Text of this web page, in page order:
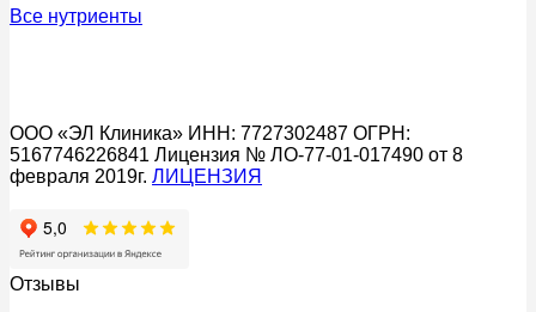
Все нутриенты
ООО «ЭЛ Клиника» ИНН: 7727302487 ОГРН:
5167746226841 Лицензия № ЛО-77-01-017490 от 8
февраля 2019г. ЛИЦЕНЗИЯ
Отзывы